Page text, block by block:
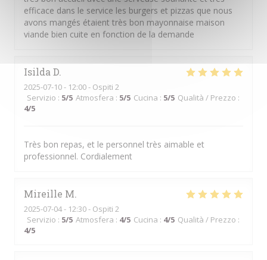
efficace dans le service les burgers et pizzas que nous
avons mangés étaient très bon mayonnaise maison
viande bien cuite en fonction de la demande
Isilda D
2025-07-10- 12:00 - Ospiti 2
Servizio : 5/5 Atmosfera : 5/5 Cucina : 5/5 Qualità / Prezzo :
4/5
Très bon repas, et le personnel très aimable et
professionnel. Cordialement
Mireille M
2025-07-04- 12:30 - Ospiti 2
Servizio : 5/5 Atmosfera : 4/5 Cucina : 4/5 Qualità / Prezzo :
4/5